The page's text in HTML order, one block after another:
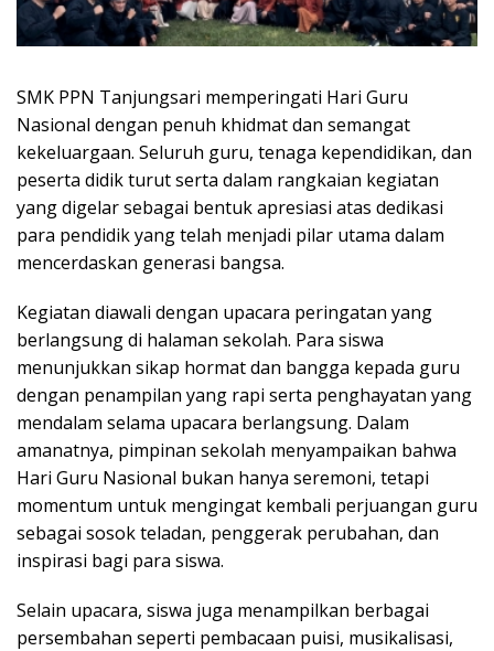
SMK PPN Tanjungsari memperingati Hari Guru
Nasional dengan penuh khidmat dan semangat
kekeluargaan. Seluruh guru, tenaga kependidikan, dan
peserta didik turut serta dalam rangkaian kegiatan
yang digelar sebagai bentuk apresiasi atas dedikasi
para pendidik yang telah menjadi pilar utama dalam
mencerdaskan generasi bangsa.
Kegiatan diawali dengan upacara peringatan yang
berlangsung di halaman sekolah. Para siswa
menunjukkan sikap hormat dan bangga kepada guru
dengan penampilan yang rapi serta penghayatan yang
mendalam selama upacara berlangsung. Dalam
amanatnya, pimpinan sekolah menyampaikan bahwa
Hari Guru Nasional bukan hanya seremoni, tetapi
momentum untuk mengingat kembali perjuangan guru
sebagai sosok teladan, penggerak perubahan, dan
inspirasi bagi para siswa.
Selain upacara, siswa juga menampilkan berbagai
persembahan seperti pembacaan puisi, musikalisasi,